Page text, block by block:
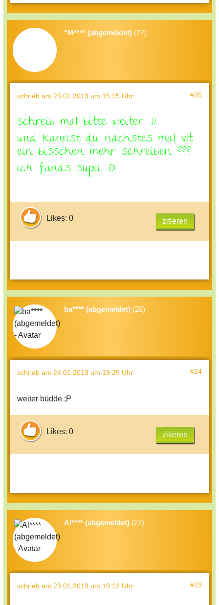
"M**** (abgemeldet) (27)
schrieb am 25.01.2013 um 15:15 Uhr: #25
schreib mal bitte weiter :))
und kannst du nächstes mal vlt
ein bisschen mehr schreiben ???
ich fänds supii :D
Likes: 0 zitieren
ba**** (abgemeldet) (28)
schrieb am 24.01.2013 um 19:25 Uhr: #24
weiter büdde ;P
Likes: 0 zitieren
Al**** (abgemeldet) (27)
schrieb am 23.01.2013 um 19:12 Uhr: #23